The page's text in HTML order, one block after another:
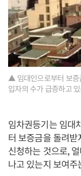
▲ 임대인으로부터 보증
입자의 수가 급증하고
임차권등기는 임대
터 보증금을 돌려
신청하는 것으로,
나고 있는지 보여주